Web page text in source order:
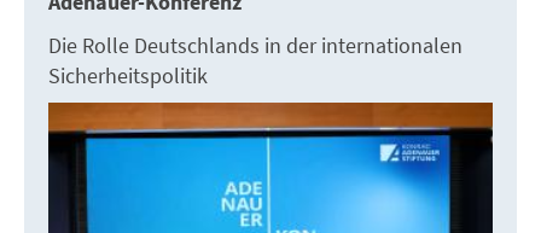
Die Rolle Deutschlands in der internationalen
Sicherheitspolitik